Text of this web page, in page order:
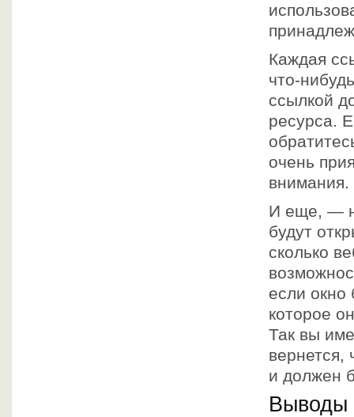
Каждая
что-
ссылкой
ресурса.
очень
внимания.
И еще, —
будут
сколько
если окно
которое
Так вы
вернется,
и должен
Выводы